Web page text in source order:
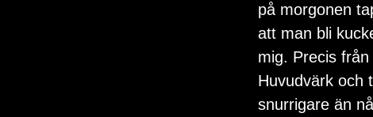
på morgonen
att man bli
mig. Precis
Huvudvärk och
snurrigare än